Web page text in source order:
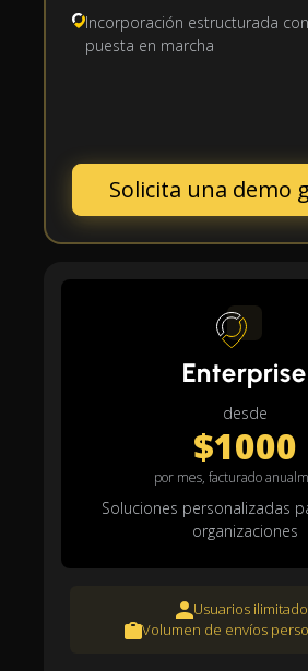
Incorporación estructurada
puesta en marcha
Solicita una demo
Enterprise
desde
$1000
por mes, facturado
Soluciones personalizadas
organizaciones
Usuarios
Volumen de envíos